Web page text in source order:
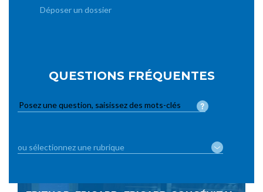
Déposer un dossier
QUESTIONS FRÉQUENTES